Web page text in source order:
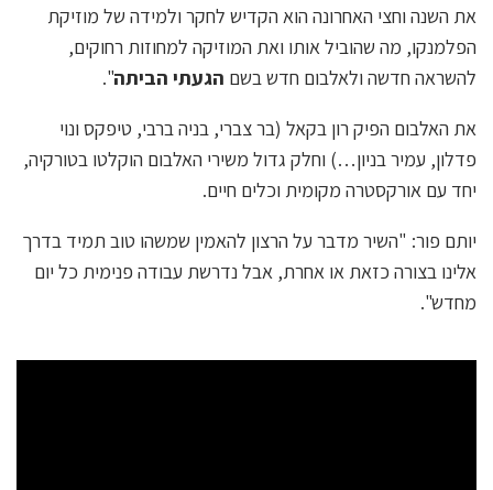
את השנה וחצי האחרונה הוא הקדיש לחקר ולמידה של מוזיקת
הפלמנקו, מה שהוביל אותו ואת המוזיקה למחוזות רחוקים,
להשראה חדשה ולאלבום חדש בשם הגעתי הביתה".
את האלבום הפיק רון בקאל (בר צברי, בניה ברבי, טיפקס ונוי
פדלון, עמיר בניון…) וחלק גדול משירי האלבום הוקלטו בטורקיה,
יחד עם אורקסטרה מקומית וכלים חיים.
יותם פור: "השיר מדבר על הרצון להאמין שמשהו טוב תמיד בדרך
אלינו בצורה כזאת או אחרת, אבל נדרשת עבודה פנימית כל יום
מחדש".